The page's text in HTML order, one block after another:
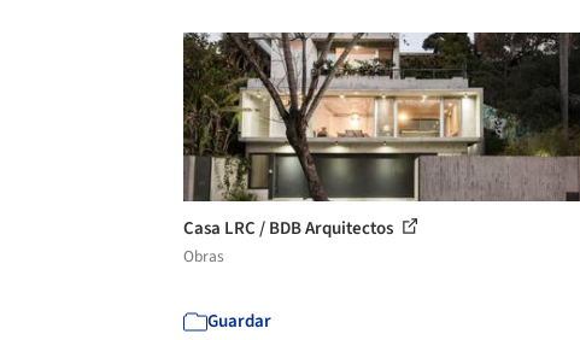
Casa LRC / BDB Arquitectos
Obras
Guardar